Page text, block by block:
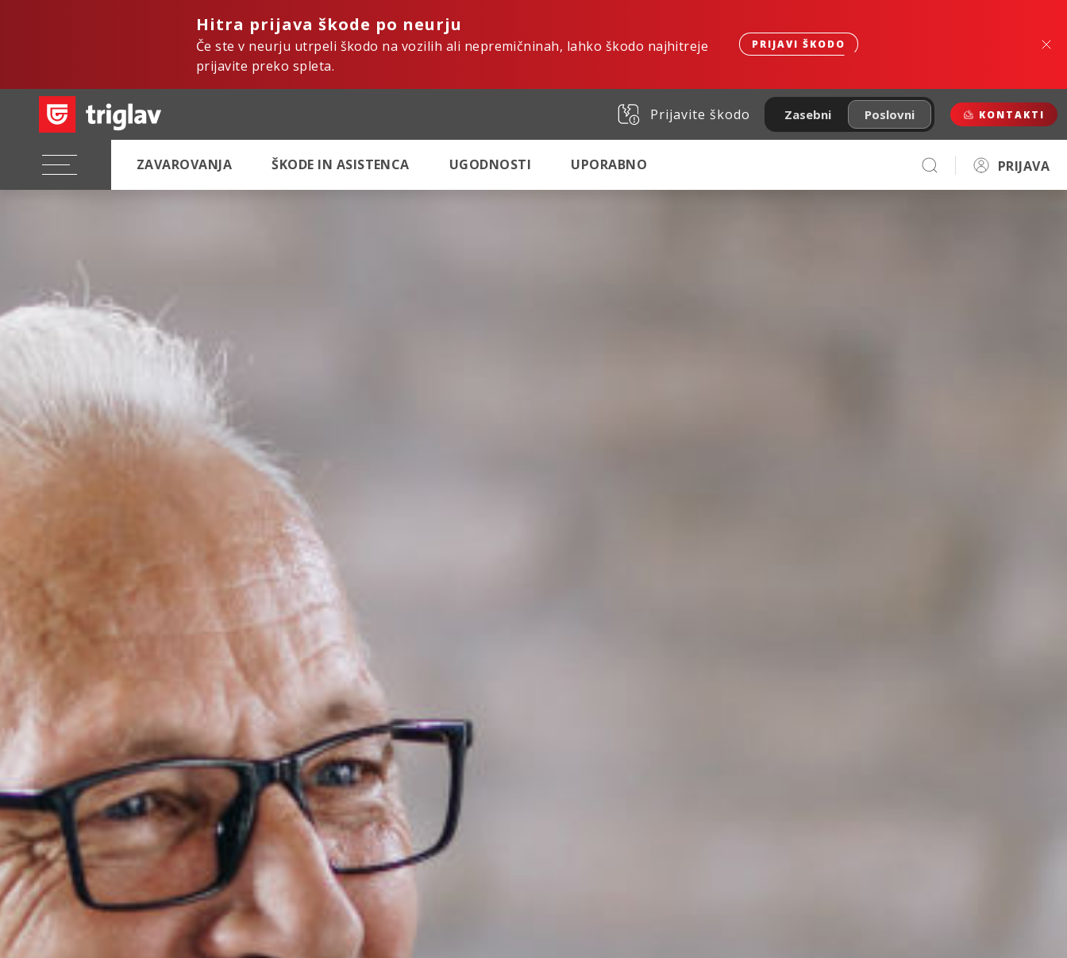
Hitra prijava škode po neurju
Če ste v neurju utrpeli škodo na vozilih ali nepremičninah, lahko škodo najhitreje
prijavite preko spleta.
PRIJAVI ŠKODO
Prijavite škodo Zasebni Poslovni KONTAKTI
ZAVAROVANJA ŠKODE IN ASISTENCA UGODNOSTI UPORABNO PRIJAVA